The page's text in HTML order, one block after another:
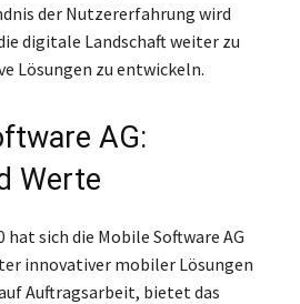
der Nutzererfahrung wird
digitale Landschaft weiter zu
Lösungen zu entwickeln.
AG:
Werte
sich die Mobile Software AG
innovativer mobiler Lösungen
Auftragsarbeit, bietet das